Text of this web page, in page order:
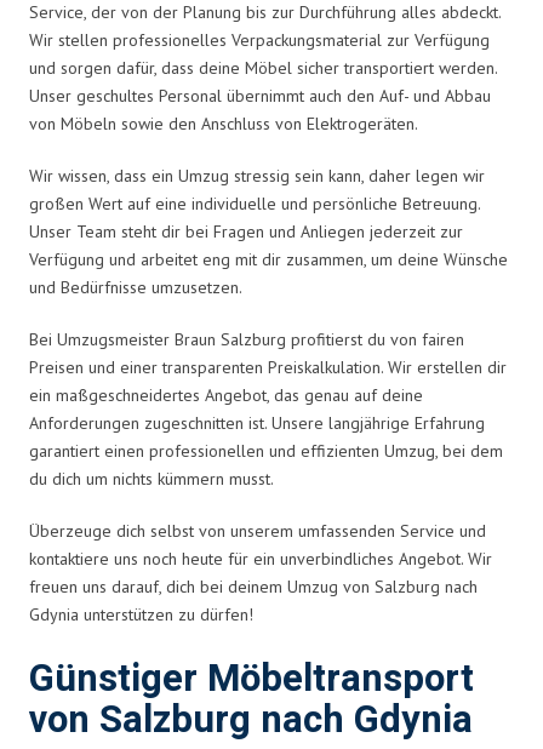
Service, der von der Planung bis zur Durchführung alles abdeckt.
Wir stellen professionelles Verpackungsmaterial zur Verfügung
und sorgen dafür, dass deine Möbel sicher transportiert werden.
Unser geschultes Personal übernimmt auch den Auf- und Abbau
von Möbeln sowie den Anschluss von Elektrogeräten.
Wir wissen, dass ein Umzug stressig sein kann, daher legen wir
großen Wert auf eine individuelle und persönliche Betreuung.
Unser Team steht dir bei Fragen und Anliegen jederzeit zur
Verfügung und arbeitet eng mit dir zusammen, um deine Wünsche
und Bedürfnisse umzusetzen.
Bei Umzugsmeister Braun Salzburg profitierst du von fairen
Preisen und einer transparenten Preiskalkulation. Wir erstellen dir
ein maßgeschneidertes Angebot, das genau auf deine
Anforderungen zugeschnitten ist. Unsere langjährige Erfahrung
garantiert einen professionellen und effizienten Umzug, bei dem
du dich um nichts kümmern musst.
Überzeuge dich selbst von unserem umfassenden Service und
kontaktiere uns noch heute für ein unverbindliches Angebot. Wir
freuen uns darauf, dich bei deinem Umzug von Salzburg nach
Gdynia unterstützen zu dürfen!
Günstiger Möbeltransport
von Salzburg nach Gdynia